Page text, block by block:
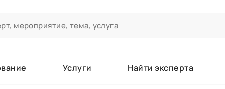
Услуги Найти эксперта